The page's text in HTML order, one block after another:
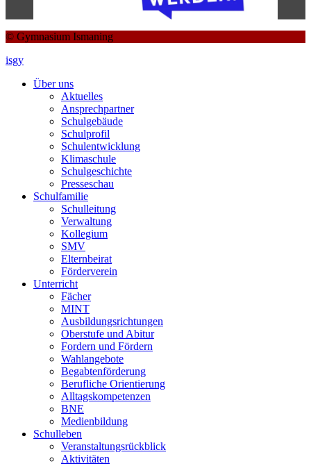
© Gymnasium Ismaning
isgy
Über uns
Aktuelles
Ansprechpartner
Schulgebäude
Schulprofil
Schulentwicklung
Klimaschule
Schulgeschichte
Presseschau
Schulfamilie
Schulleitung
Verwaltung
Kollegium
SMV
Elternbeirat
Förderverein
Unterricht
Fächer
MINT
Ausbildungsrichtungen
Oberstufe und Abitur
Fordern und Fördern
Wahlangebote
Begabtenförderung
Berufliche Orientierung
Alltagskompetenzen
BNE
Medienbildung
Schulleben
Veranstaltungsrückblick
Aktivitäten